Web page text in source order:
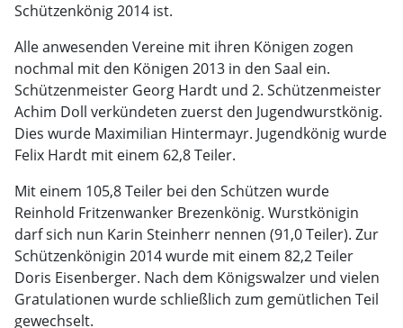
Schützenkönig 2014 ist.
Alle anwesenden Vereine mit ihren Königen zogen
nochmal mit den Königen 2013 in den Saal ein.
Schützenmeister Georg Hardt und 2. Schützenmeister
Achim Doll verkündeten zuerst den Jugendwurstkönig.
Dies wurde Maximilian Hintermayr. Jugendkönig wurde
Felix Hardt mit einem 62,8 Teiler.
Mit einem 105,8 Teiler bei den Schützen wurde
Reinhold Fritzenwanker Brezenkönig. Wurstkönigin
darf sich nun Karin Steinherr nennen (91,0 Teiler). Zur
Schützenkönigin 2014 wurde mit einem 82,2 Teiler
Doris Eisenberger. Nach dem Königswalzer und vielen
Gratulationen wurde schließlich zum gemütlichen Teil
gewechselt.